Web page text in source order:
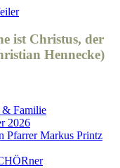
ist Christus, der
Hennecke)
& Familie
2026
Pfarrer Markus Printz